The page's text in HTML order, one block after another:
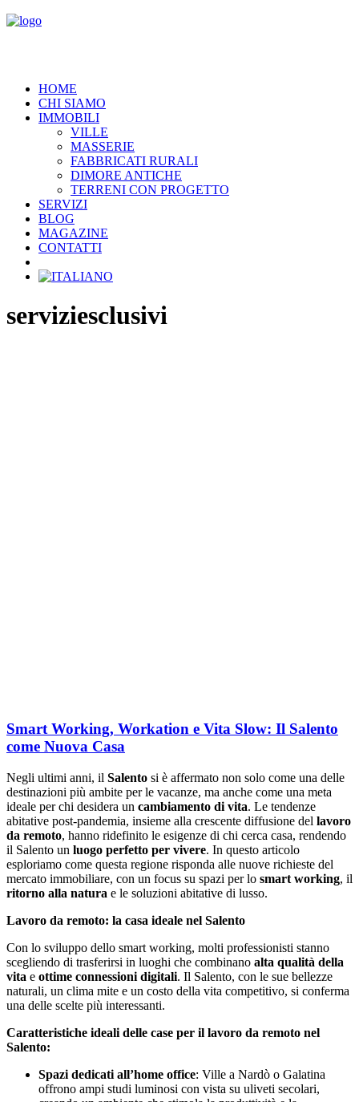
HOME
CHI SIAMO
IMMOBILI
VILLE
MASSERIE
FABBRICATI RURALI
DIMORE ANTICHE
TERRENI CON PROGETTO
SERVIZI
BLOG
MAGAZINE
CONTATTI
serviziesclusivi
Smart Working, Workation e Vita Slow: Il Salento
come Nuova Casa
Negli ultimi anni, il Salento si è affermato non solo come una delle
destinazioni più ambite per le vacanze, ma anche come una meta
ideale per chi desidera un cambiamento di vita. Le tendenze
abitative post-pandemia, insieme alla crescente diffusione del lavoro
da remoto, hanno ridefinito le esigenze di chi cerca casa, rendendo
il Salento un luogo perfetto per vivere. In questo articolo
esploriamo come questa regione risponda alle nuove richieste del
mercato immobiliare, con un focus su spazi per lo smart working, il
ritorno alla natura e le soluzioni abitative di lusso.
Lavoro da remoto: la casa ideale nel Salento
Con lo sviluppo dello smart working, molti professionisti stanno
scegliendo di trasferirsi in luoghi che combinano alta qualità della
vita e ottime connessioni digitali. Il Salento, con le sue bellezze
naturali, un clima mite e un costo della vita competitivo, si conferma
una delle scelte più interessanti.
Caratteristiche ideali delle case per il lavoro da remoto nel
Salento:
Spazi dedicati all’home office: Ville a Nardò o Galatina
offrono ampi studi luminosi con vista su uliveti secolari,